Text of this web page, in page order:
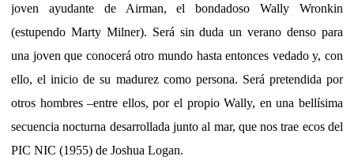
joven ayudante de Airman, el bondadoso Wally Wronkin
(estupendo Marty Milner). Será sin duda un verano denso para
una joven que conocerá otro mundo hasta entonces vedado y, con
ello, el inicio de su madurez como persona. Será pretendida por
otros hombres –entre ellos, por el propio Wally, en una bellísima
secuencia nocturna desarrollada junto al mar, que nos trae ecos del
PIC NIC (1955) de Joshua Logan.